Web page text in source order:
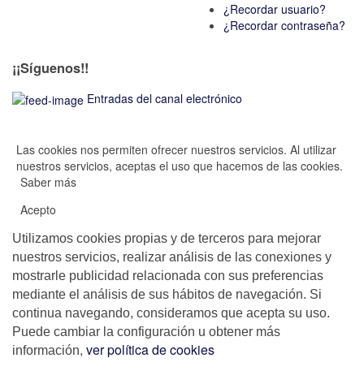
¿Recordar usuario?
¿Recordar contraseña?
¡¡Síguenos!!
Entradas del canal electrónico
Las cookies nos permiten ofrecer nuestros servicios. Al utilizar
nuestros servicios, aceptas el uso que hacemos de las cookies.
Saber más
Acepto
Utilizamos cookies propias y de terceros para mejorar
nuestros servicios, realizar análisis de las conexiones y
mostrarle publicidad relacionada con sus preferencias
mediante el análisis de sus hábitos de navegación. Si
continua navegando, consideramos que acepta su uso.
Puede cambiar la configuración u obtener más
información, ver política de cookies